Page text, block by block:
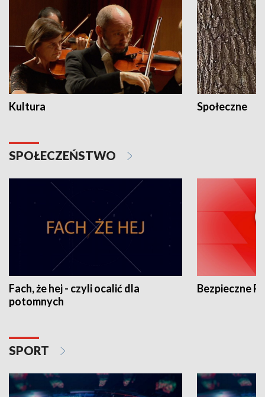
Kultura Społeczne
SPOŁECZEŃSTWO
Fach, że hej - czyli ocalić dla
potomnych
Bezpieczne
SPORT